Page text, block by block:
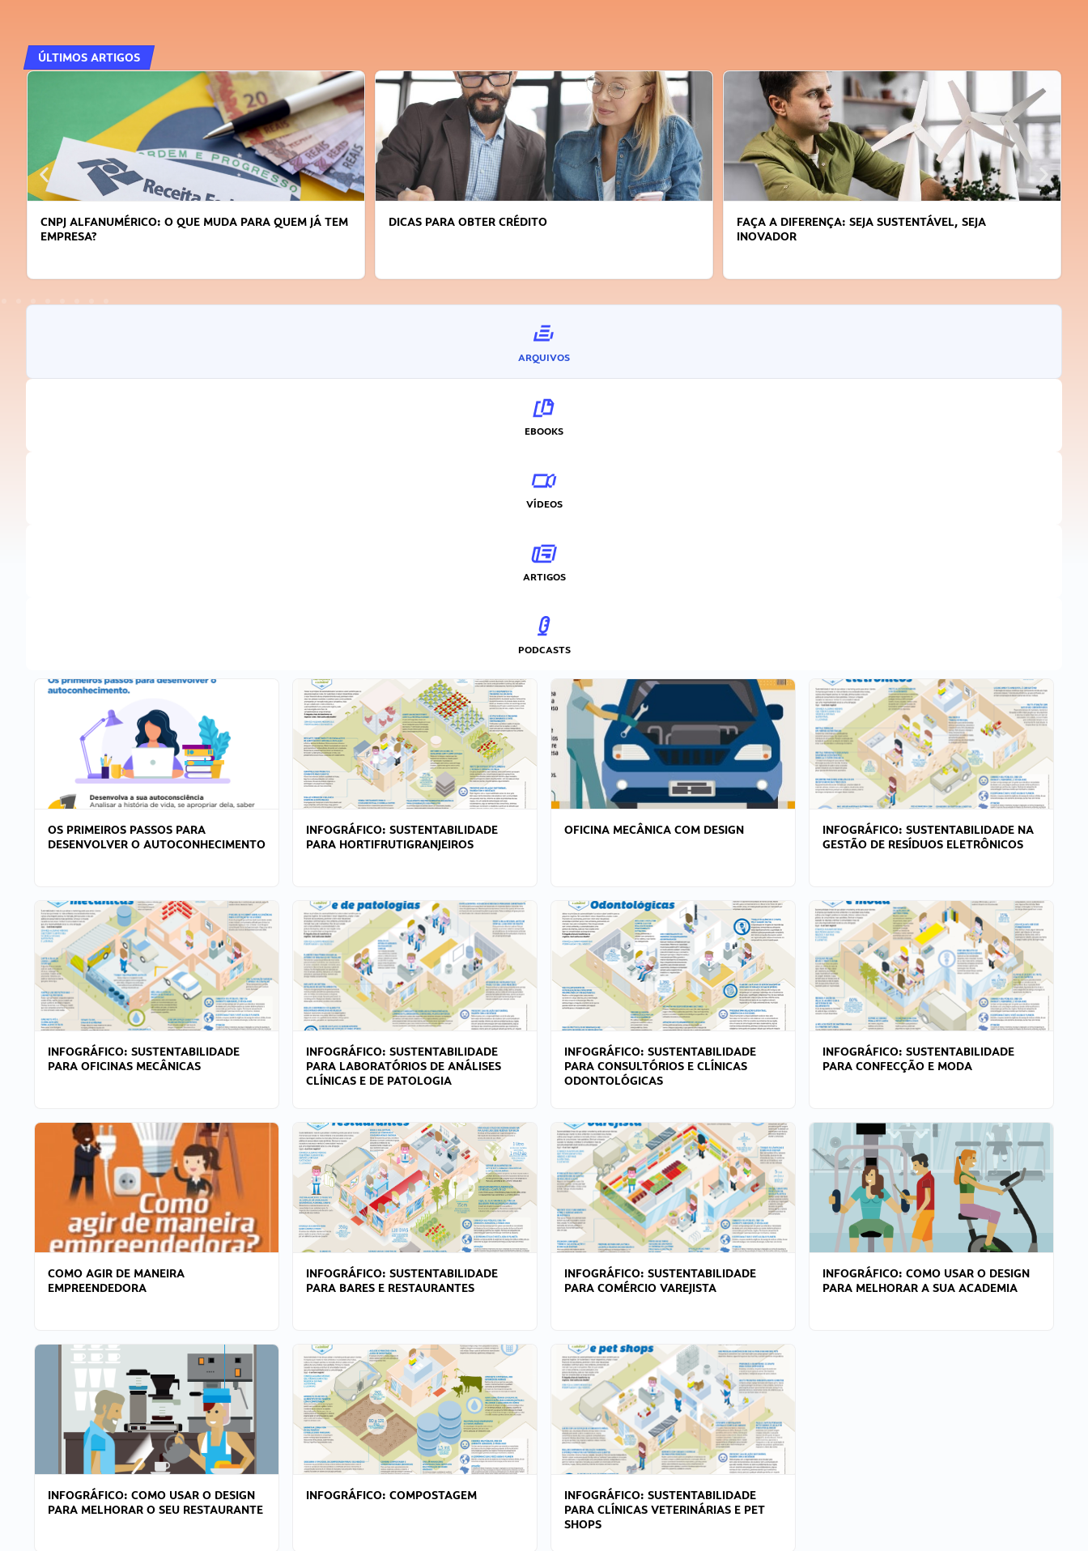
ÚLTIMOS ARTIGOS
DICAS PARA OBTER CRÉDITO
FAÇA A DIFERENÇA: SEJA SUSTENTÁVEL, SEJA
APRENDA A GERENCIAR O SEU TEMPO
ARQUIVOS
EBOOKS
VÍDEOS
ARTIGOS
PODCASTS
OS PRIMEIROS PASSOS PARA
DESENVOLVER O AUTOCONHECIMENTO
INFOGRÁFICO: SUSTENTABILIDADE
PARA HORTIFRUTIGRANJEIROS
OFICINA MECÂNICA COM DESIGN
INFOGRÁFICO: SUSTENTABILIDADE NA
GESTÃO DE RESÍDUOS ELETRÔNICOS
INFOGRÁFICO: SUSTENTABILIDADE
PARA OFICINAS MECÂNICAS
INFOGRÁFICO: SUSTENTABILIDADE
PARA LABORATÓRIOS DE ANÁLISES
CLÍNICAS E DE PATOLOGIA
INFOGRÁFICO: SUSTENTABILIDADE
PARA CONSULTÓRIOS E CLÍNICAS
ODONTOLÓGICAS
INFOGRÁFICO: SUSTENTABILIDADE
PARA CONFECÇÃO E MODA
COMO AGIR DE MANEIRA
EMPREENDEDORA
INFOGRÁFICO: SUSTENTABILIDADE
PARA BARES E RESTAURANTES
INFOGRÁFICO: SUSTENTABILIDADE
PARA COMÉRCIO VAREJISTA
INFOGRÁFICO: COMO USAR O DESIGN
PARA MELHORAR A SUA ACADEMIA
INFOGRÁFICO: COMO USAR O DESIGN
PARA MELHORAR O SEU RESTAURANTE
INFOGRÁFICO: COMPOSTAGEM
INFOGRÁFICO: SUSTENTABILIDADE
PARA CLÍNICAS VETERINÁRIAS E PET
SHOPS